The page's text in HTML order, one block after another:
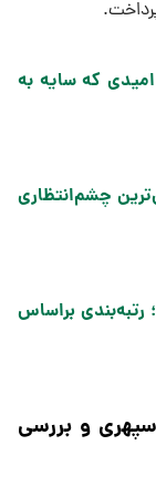
امیدی که سایه به
چشم‌انتظاری
رتبه‌بندی براساس
و بررسی